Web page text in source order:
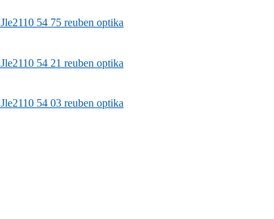
Jle2110 54 75 reuben optika
Jle2110 54 21 reuben optika
Jle2110 54 03 reuben optika